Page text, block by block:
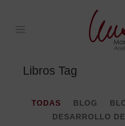
Libros Tag
TODAS BLOG
DESARROLLO